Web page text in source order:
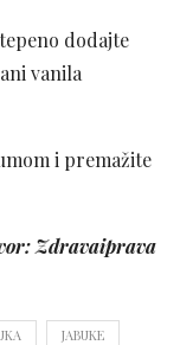
dodajte
vanila
i premažite
Zdravaiprava
JABUKE